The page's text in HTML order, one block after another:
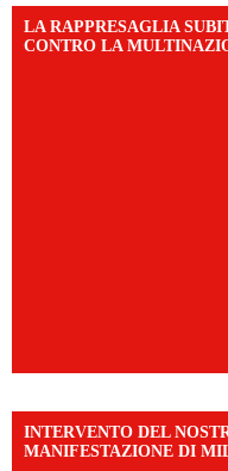
LA RAPPRESAGLIA
CONTRO LA
INTERVENTO DEL
MANIFESTAZIONE DI